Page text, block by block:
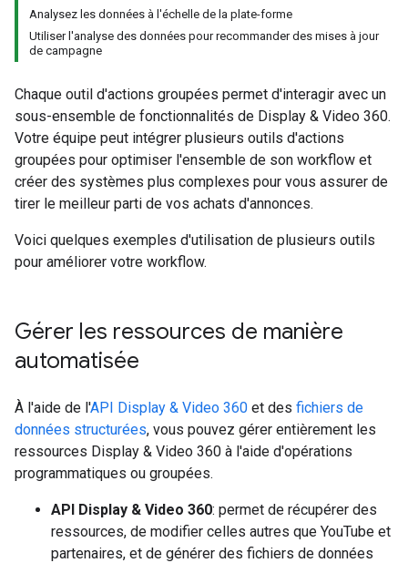
Analysez les données à l'échelle de la plate-forme
Utiliser l'analyse des données pour recommander des mises à jour
de campagne
Chaque outil d'actions groupées permet d'interagir avec un
sous-ensemble de fonctionnalités de Display & Video 360.
Votre équipe peut intégrer plusieurs outils d'actions
groupées pour optimiser l'ensemble de son workflow et
créer des systèmes plus complexes pour vous assurer de
tirer le meilleur parti de vos achats d'annonces.
Voici quelques exemples d'utilisation de plusieurs outils
pour améliorer votre workflow.
Gérer les ressources de manière
automatisée
À l'aide de l'API Display & Video 360 et des fichiers de
données structurées, vous pouvez gérer entièrement les
ressources Display & Video 360 à l'aide d'opérations
programmatiques ou groupées.
API Display & Video 360: permet de récupérer des
ressources, de modifier celles autres que YouTube et
partenaires, et de générer des fichiers de données